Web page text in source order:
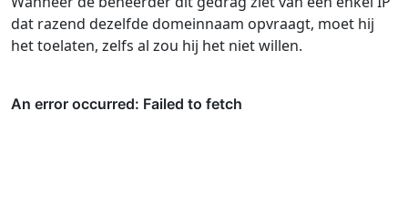
dat razend dezelfde domeinnaam opvraagt, moet hij
het toelaten, zelfs al zou hij het niet willen.